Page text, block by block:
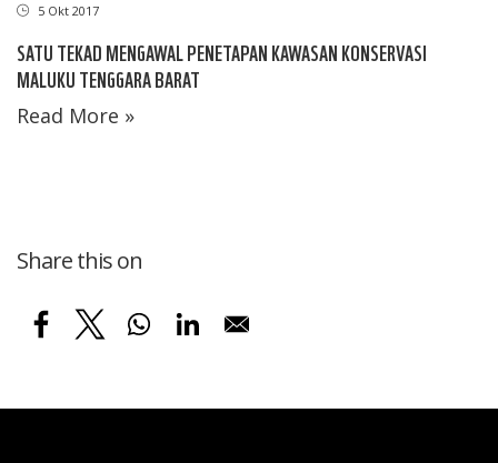
5 Okt 2017
SATU TEKAD MENGAWAL PENETAPAN KAWASAN KONSERVASI
MALUKU TENGGARA BARAT
Read More »
Share this on